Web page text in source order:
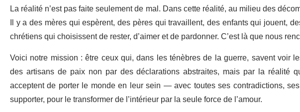
La réalité n’est pas faite seulement de mal. Dans cette réalité, au milieu des
Il y a des mères qui espèrent, des pères qui travaillent, des enfants qui jouent,
chrétiens qui choisissent de rester, d’aimer et de pardonner. C’est là que nous
Voici notre mission : être ceux qui, dans les ténèbres de la guerre, savent voir
des artisans de paix non par des déclarations abstraites, mais par la réalité
acceptent de porter le monde en leur sein — avec toutes ses contradictions,
supporter, pour le transformer de l’intérieur par la seule force de l’amour.